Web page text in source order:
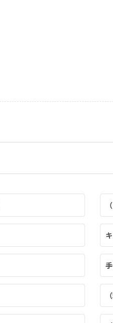
ALL
（利用シーン）イベント・装飾用